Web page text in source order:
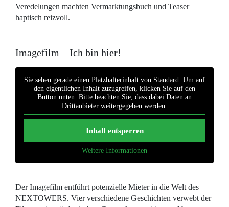
Veredelungen machten Vermarktungsbuch und Teaser
haptisch reizvoll.
Imagefilm – Ich bin hier!
Sie sehen gerade einen Platzhalterinhalt von Standard. Um auf
den eigentlichen Inhalt zuzugreifen, klicken Sie auf den
Button unten. Bitte beachten Sie, dass dabei Daten an
Drittanbieter weitergegeben werden.
Inhalt entsperren
Weitere Informationen
Der Imagefilm entführt potenzielle Mieter in die Welt des
NEXTOWERS. Vier verschiedene Geschichten verwebt der